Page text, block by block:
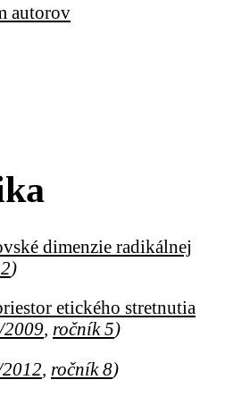
autorov
dimenzie radikálnej
)
etického stretnutia
2009, ročník 5)
, ročník 8)